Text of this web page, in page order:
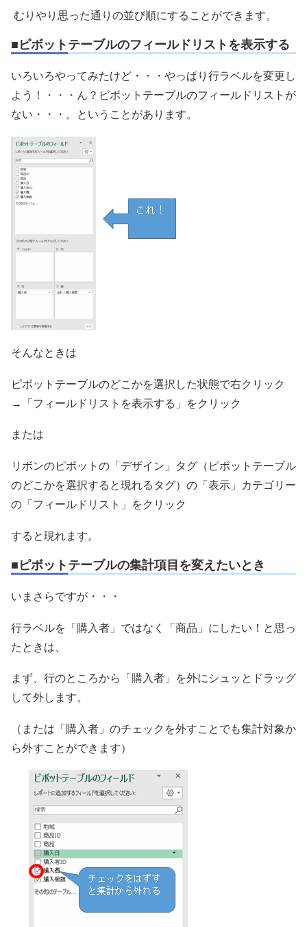
むりやり思った通りの並び順にすることができます。
■ピボットテーブルのフィールドリストを表示する
いろいろやってみたけど・・・やっぱり行ラベルを変更し
よう！・・・ん？ピボットテーブルのフィールドリストが
ない・・・。ということがあります。
そんなときは
ピボットテーブルのどこかを選択した状態で右クリック
→「フィールドリストを表示する」をクリック
または
リボンのピボットの「デザイン」タグ（ピボットテーブル
のどこかを選択すると現れるタグ）の「表示」カテゴリー
の「フィールドリスト」をクリック
すると現れます。
■ピボットテーブルの集計項目を変えたいとき
いまさらですが・・・
行ラベルを「購入者」ではなく「商品」にしたい！と思っ
たときは、
まず、行のところから「購入者」を外にシュッとドラッグ
して外します。
（または「購入者」のチェックを外すことでも集計対象か
ら外すことができます）